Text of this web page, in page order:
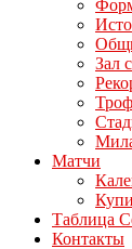
Зал
Матчи
Таблица
Контакты